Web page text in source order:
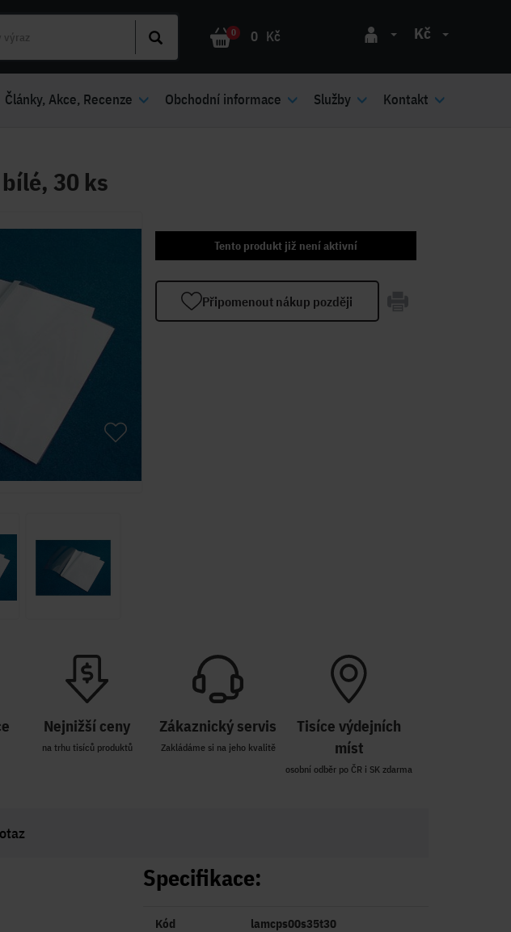
0 0 Kč Kč
Články, Akce, Recenze Obchodní informace Služby Kontakt
30 ks
Tento produkt již není aktivní
Připomenout nákup později
Nejnižší ceny
na trhu tisíců produktů
Zákaznický servis
Zakládáme si na jeho kvalitě
Tisíce výdejních
míst
osobní odběr po ČR i SK zdarma
Specifikace:
Kód
lamcps00s35t30